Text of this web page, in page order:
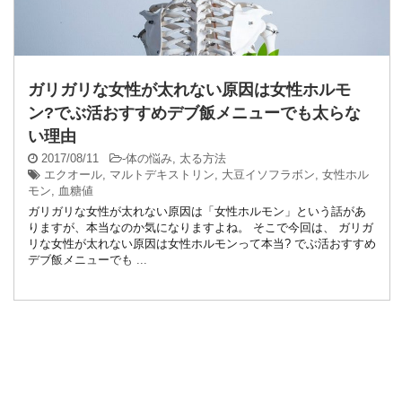
ガリガリな女性が太れない原因は女性ホルモ
ン?でぶ活おすすめデブ飯メニューでも太らな
い理由
2017/08/11 -体の悩み 太る方法
エクオール マルトデキストリン 大豆イソフラボン 女性ホル
モン
血糖値
ガリガリな女性が太れない原因は「女性ホルモン」という話があ
りますが、本当なのか気になりますよね。 そこで今回は、 ガリガ
リな女性が太れない原因は女性ホルモンって本当? でぶ活おすすめ
デブ飯メニューでも ...